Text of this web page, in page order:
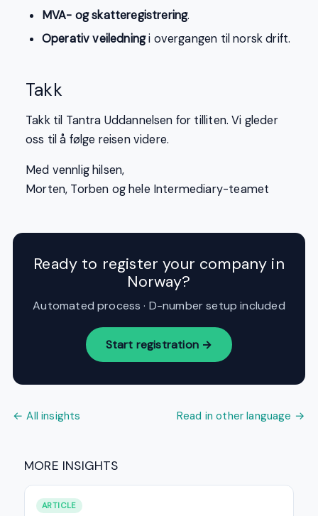
MVA- og skatteregistrering.
Operativ veiledningi overgangen til norsk drift.
Takk
Takk til Tantra Uddannelsen for tilliten. Vi gleder
oss til å følge reisen videre.
Med vennlig hilsen,
Morten, Torben og hele Intermediary-teamet
Ready to register your company in
Norway?
Automated process · D-number setup included
Start registration →
← All insights Read in other language →
MORE INSIGHTS
ARTICLE